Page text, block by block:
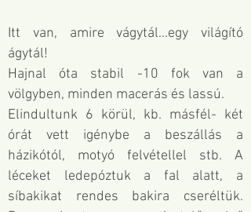
Itt van, amire vágytál...egy világító
ágytál!
Hajnal óta stabil -10 fok van a
völgyben, minden macerás és lassú.
Elindultunk 6 körül, kb. másfél- két
órát vett igénybe a beszállás a
házikótól, motyó felvétellel stb. A
léceket ledepóztuk a fal alatt, a
síbakikat rendes bakira cseréltük.